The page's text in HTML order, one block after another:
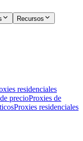
Recursos
residenciales
precioProxies de
Proxies residenciales